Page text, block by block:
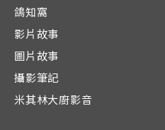
鴿知窩
影片故事
圖片故事
攝影筆記
米其林大廚影音